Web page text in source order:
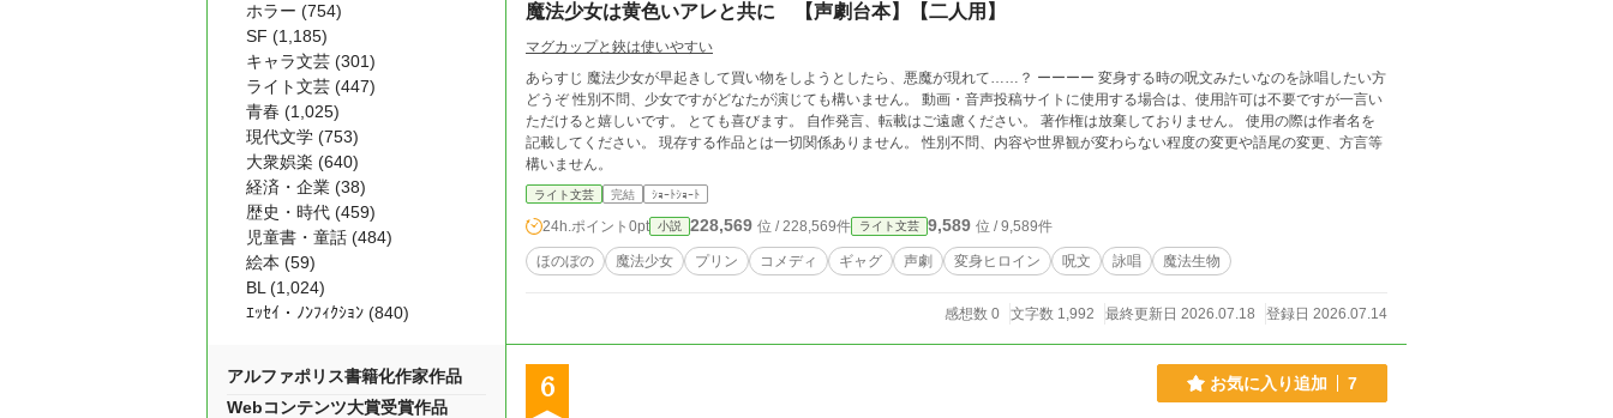
魔法少女は黄色いアレと共に 【声劇台本】【二人用】
マグカップと鋏は使いやすい
あらすじ 魔法少女が早起きして買い物をしようとしたら、悪魔が現れて……？ ーーーー 変身する時の呪文みたいなのを詠唱したい方
どうぞ 性別不問、少女ですがどなたが演じても構いません。 動画・音声投稿サイトに使用する場合は、使用許可は不要ですが一言い
ただけると嬉しいです。 とても喜びます。 自作発言、転載はご遠慮ください。 著作権は放棄しておりません。 使用の際は作者名を
記載してください。 現存する作品とは一切関係ありません。 性別不問、内容や世界観が変わらない程度の変更や語尾の変更、方言等
構いません。
ライト文芸 完結 ｼｮｰﾄｼｮｰﾄ
24h.ポイント 0pt 小説 228,569 位 / 228,569件 ライト文芸 9,589 位 / 9,589件
ほのぼの 魔法少女 プリン コメディ ギャグ 声劇 変身ヒロイン 呪文 詠唱 魔法生物
感想数 0 文字数 1,992 最終更新日 2026.07.18 登録日 2026.07.14
6 お気に入り追加 7
ホラー (754)
SF (1,185)
キャラ文芸 (301)
ライト文芸 (447)
青春 (1,025)
現代文学 (753)
大衆娯楽 (640)
経済・企業 (38)
歴史・時代 (459)
児童書・童話 (484)
絵本 (59)
BL (1,024)
ｴｯｾｲ・ﾉﾝﾌｨｸｼｮﾝ (840)
アルファポリス書籍化作家作品
Webコンテンツ大賞受賞作品